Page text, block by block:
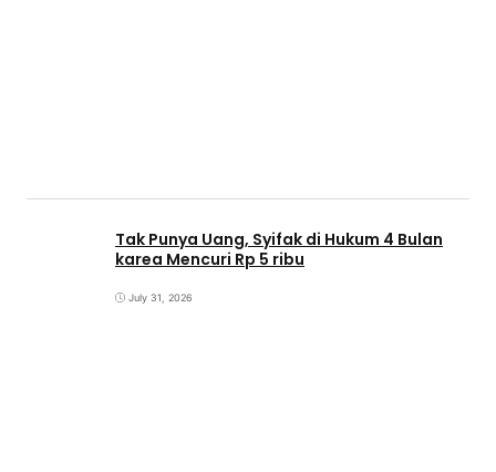
Tak Punya Uang, Syifak di Hukum 4 Bulan
karea Mencuri Rp 5 ribu
July 31, 2026